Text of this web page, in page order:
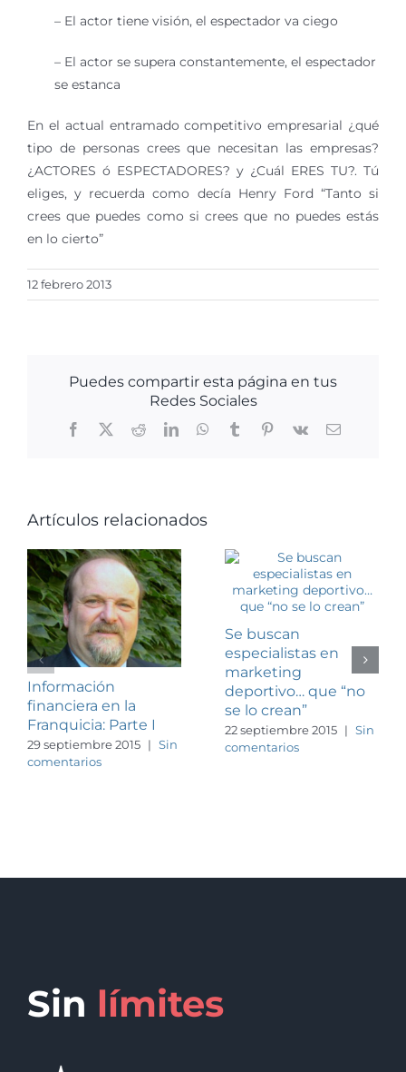
– El actor tiene visión, el espectador va ciego
– El actor se supera constantemente, el espectador
se estanca
En el actual entramado competitivo empresarial ¿qué
tipo de personas crees que necesitan las empresas?
¿ACTORES ó ESPECTADORES? y ¿Cuál ERES TU?. Tú
eliges, y recuerda como decía Henry Ford “Tanto si
crees que puedes como si crees que no puedes estás
en lo cierto”
12 febrero 2013
Puedes compartir esta página en tus
Redes Sociales
Facebook
X RedditLinkedInWhatsApp
TumblrPinterest
Vk
Correo
Artículos relacionados
Información
financiera en la
Franquicia: Parte I
29 septiembre 2015 | Sin
comentarios
Se buscan
especialistas en
marketing
deportivo… que “no
se lo crean”
22 septiembre 2015 | Sin
comentarios
Sin límites